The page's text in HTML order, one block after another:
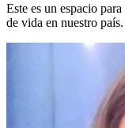
Este es un espacio
de vida en nuestro país.